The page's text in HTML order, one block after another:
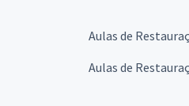
Aulas de
Aulas de